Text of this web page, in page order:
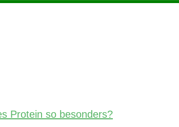
Protein so besonders?